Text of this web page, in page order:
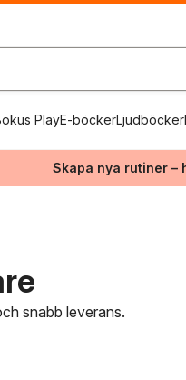
PlayE-böckerLjudböcker
Skapa nya rutiner –
snabb leverans.